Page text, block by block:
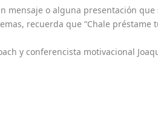
mensaje o alguna presentación
recuerda que “Chale préstame
y conferencista motivacional